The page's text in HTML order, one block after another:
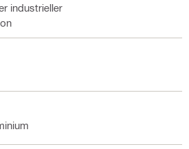
industrieller